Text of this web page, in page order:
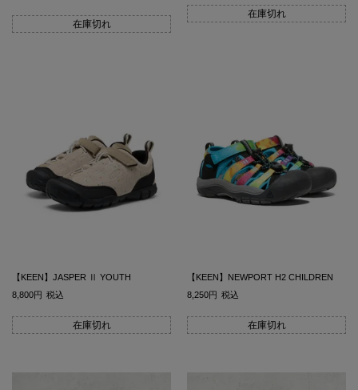
在庫切れ
在庫切れ
【KEEN】JASPER Ⅱ YOUTH
8,800
税込
在庫切れ
【KEEN】NEWPORT H2 CHILDREN
8,250
税込
在庫切れ